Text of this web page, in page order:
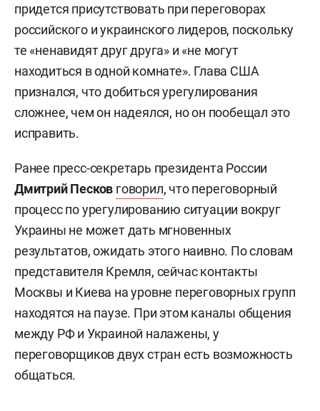
придется присутствовать при переговорах
российского и украинского лидеров, поскольку
те «ненавидят друг друга» и «не могут
находиться в одной комнате». Глава США
признался, что добиться урегулирования
сложнее, чем он надеялся, но он пообещал это
исправить.
Ранее пресс-секретарь президента России
Дмитрий Песков говорил, что переговорный
процесс по урегулированию ситуации вокруг
Украины не может дать мгновенных
результатов, ожидать этого наивно. По словам
представителя Кремля, сейчас контакты
Москвы и Киева на уровне переговорных групп
находятся на паузе. При этом каналы общения
между РФ и Украиной налажены, у
переговорщиков двух стран есть возможность
общаться.